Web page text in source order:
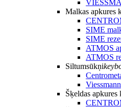
Malkas apkures
SIME
SIME
ATMOS
ATMOS
Siltumsūkņi
Viessmann
Šķeldas apkures